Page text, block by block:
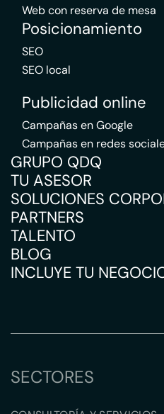
Web con reserva de mesa
Posicionamiento
SEO
SEO local
Publicidad online
Campañas en Google
Campañas en redes
GRUPO QDQ
TU ASESOR
SOLUCIONES
PARTNERS
TALENTO
BLOG
INCLUYE TU
SECTORES